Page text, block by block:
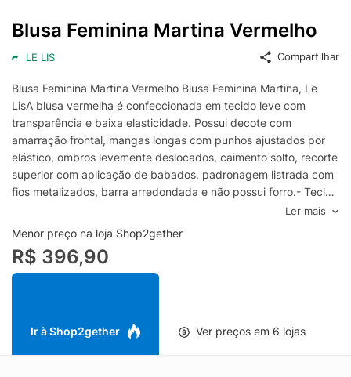
Blusa Feminina Martina Vermelho
LE LIS Compartilhar
Blusa Feminina Martina Vermelho Blusa Feminina Martina, Le
LisA blusa vermelha é confeccionada em tecido leve com
transparência e baixa elasticidade. Possui decote com
amarração frontal, mangas longas com punhos ajustados por
elástico, ombros levemente deslocados, caimento solto, recorte
superior com aplicação de babados, padronagem listrada com
fios metalizados, barra arredondada e não possui forro.- Tecido
amarração- Mangas longas com punho elástico- Recorte com
babados- Padronagem listrada com fios metalizados- Barra
arredondada- Sem forroEspecificações & CuidadosLavar à
mãoComposição: 98% Viscose, 2% PoliésterCor:
Ler mais
Menor preço na loja Shop2gether
R$ 396,90
Ir à Shop2gether Ver preços em 6 lojas